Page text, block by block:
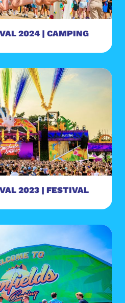
2024 | CAMPING
2023 | FESTIVAL